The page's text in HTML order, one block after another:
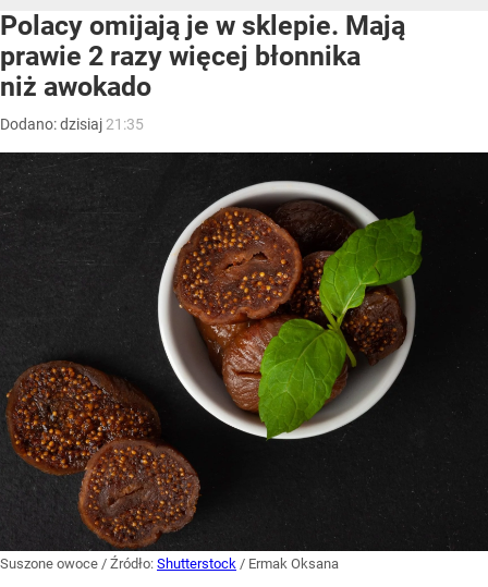
Polacy omijają je w sklepie. Mają
prawie 2 razy więcej błonnika
niż awokado
Dodano:dzisiaj 21:35
Suszone owoce / Źródło: Shutterstock / Ermak Oksana